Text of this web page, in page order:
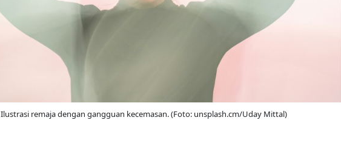
Ilustrasi remaja dengan gangguan kecemasan. (Foto: unsplash.cm/Uday Mittal)